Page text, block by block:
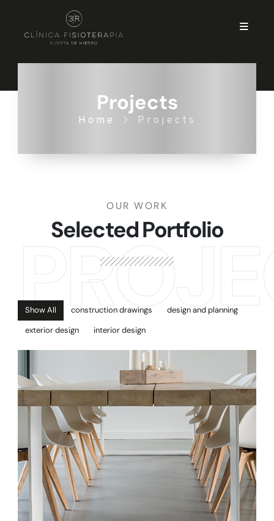
Projects
Home Projects
OUR WORK
Selected Portfolio
Show All construction drawings
design and planning
exterior design
interior design